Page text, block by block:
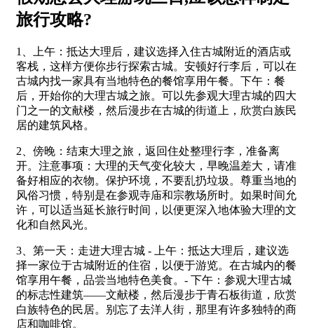
旅行攻略?
1、上午：抵达大理后，建议选择入住古城附近的酒店或
客栈，这样方便你步行探索古城。安顿好行李后，可以在
古城内找一家具有当地特色的餐馆享用午餐。下午：餐
后，开始你的大理古城之旅。可以先参观大理古城的四大
门之一的文献楼，然后漫步在古城的街道上，欣赏白族民
居的建筑风格。
2、傍晚：结束大理之旅，返回住处整理行李，准备离
开。注意事项：大理的天气变化较大，早晚温差大，请准
备好相应的衣物。保护环境，不要乱扔垃圾。尊重当地的
风俗习惯，特别是在参观寺庙和宗教场所时。如果时间允
许，可以适当延长旅行时间，以便更深入地体验大理的文
化和自然风光。
3、第一天：走进大理古城 - 上午：抵达大理后，建议选
择一家位于古城附近的住宿，以便于游览。在古城内的餐
馆享用午餐，品尝当地特色美食。- 下午：参观大理古城
的标志性建筑——文献楼，然后漫步于青石板街道，欣赏
白族特色的民居。别忘了去洋人街，那里有许多独特的商
店和咖啡馆。